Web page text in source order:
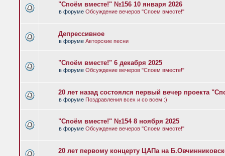
"Споём вместе!" №156 10 января 2026
в форуме Обсуждение вечеров "Споем вместе!"
Депрессивное
в форуме Авторские песни
"Споём вместе!" 6 декабря 2025
в форуме Обсуждение вечеров "Споем вместе!"
20 лет назад состоялся первый вечер проекта
в форуме Поздравления всех и со всем :)
"Споём вместе!" №154 8 ноября 2025
в форуме Обсуждение вечеров "Споем вместе!"
20 лет первому концерту ЦАПа на